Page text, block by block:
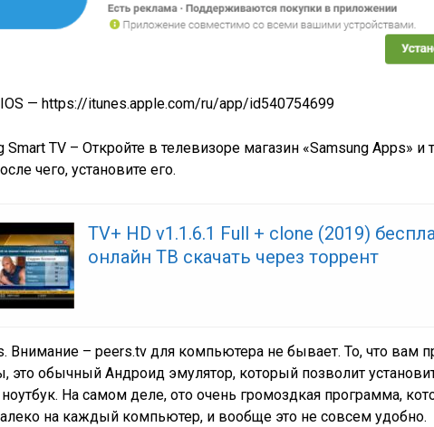
— https://itunes.apple.com/ru/app/id540754699
Smart TV – Откройте в телевизоре магазин «Samsung Apps» и
чего, установите его.
TV+ HD v1.1.6.1 Full + clone (2019)
онлайн ТВ скачать через торрент
Внимание – peers.tv для компьютера не бывает. То, что вам
это обычный Андроид эмулятор, который позволит
На самом деле, ото очень громоздкая программа,
на каждый компьютер, и вообще это не совсем удобно.